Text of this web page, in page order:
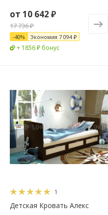
от10 642 ₽
17 736 ₽
-40% Экономия7 094 ₽
+ 1856 ₽ бонус
1
Детская Кровать Алекс